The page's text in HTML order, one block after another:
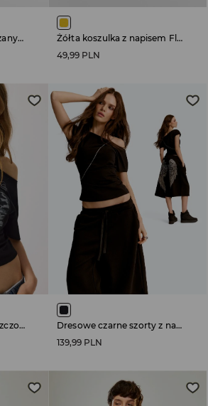
Biała koszulka z rozmazanym nadrukiem flagi USA
Żółta koszulka z napisem Flop Era
49,99 PLN
Czarna koszulka z opuszczonym ramieniem i nadrukiem 23
Dresowe czarne szorty z nadrukiem skrzydeł na tyle
139,99 PLN